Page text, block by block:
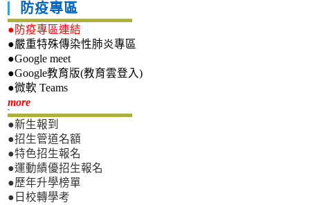
防疫專區
●防疫專區連結
●嚴重特殊傳染性肺炎專區
●Google meet
●Google教育版(教育雲登入)
●微軟 Teams
more新生專區
●新生報到
●招生管道名額
●特色招生報名
●運動績優招生報名
●歷年升學榜單
●日校轉學考